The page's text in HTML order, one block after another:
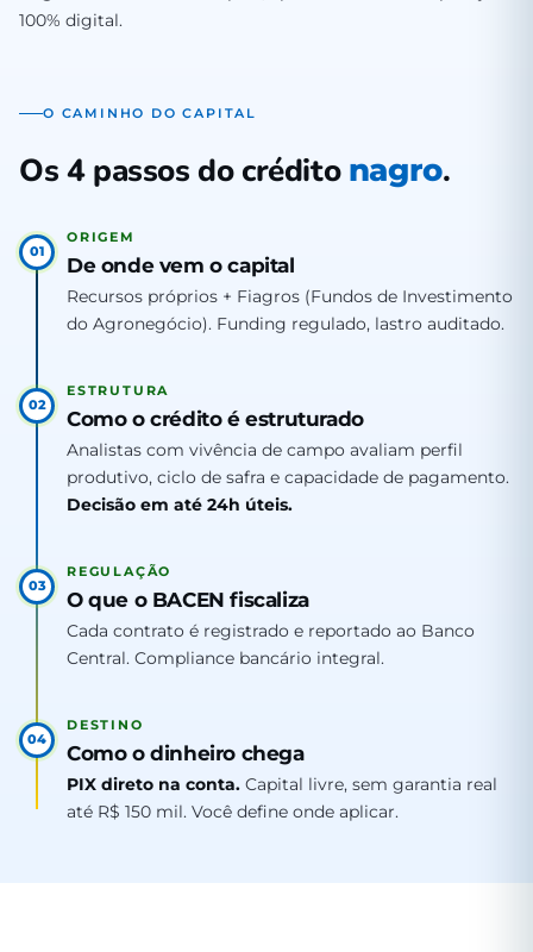
100% digital.
O CAMINHO DO CAPITAL
Os 4 passos do crédito nagro.
01
ORIGEM
De onde vem o capital
Recursos próprios + Fiagros (Fundos de Investimento
do Agronegócio). Funding regulado, lastro auditado.
02
ESTRUTURA
Como o crédito é estruturado
Analistas com vivência de campo avaliam perfil
produtivo, ciclo de safra e capacidade de pagamento.
Decisão em até 24h úteis.
03
REGULAÇÃO
O que o BACEN fiscaliza
Cada contrato é registrado e reportado ao Banco
Central. Compliance bancário integral.
04
DESTINO
Como o dinheiro chega
PIX direto na conta. Capital livre, sem garantia real
até R$ 150 mil. Você define onde aplicar.